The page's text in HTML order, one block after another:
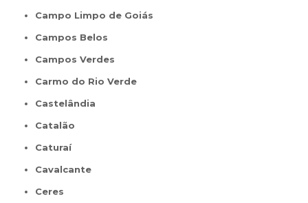
Campo Limpo de Goiás
Campos Belos
Campos Verdes
Carmo do Rio Verde
Castelândia
Catalão
Caturaí
Cavalcante
Ceres